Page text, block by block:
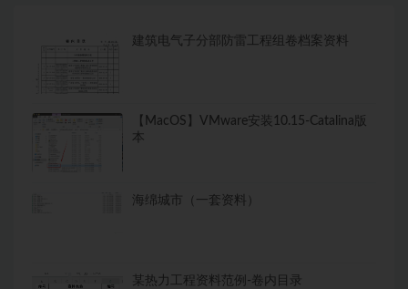
建筑电气子分部防雷工程组卷档案资料
【MacOS】VMware安装10.15-Catalina版
本
海绵城市（一套资料）
某热力工程资料范例-卷内目录